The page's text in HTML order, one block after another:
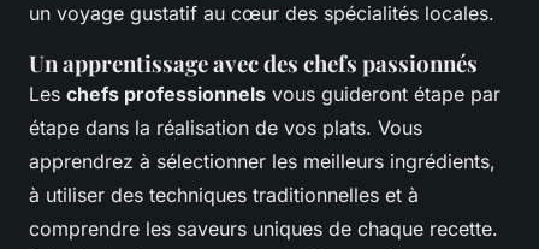
un voyage gustatif au cœur des spécialités locales.
Un apprentissage avec des chefs passionnés
Les chefs professionnels vous guideront étape par
étape dans la réalisation de vos plats. Vous
apprendrez à sélectionner les meilleurs ingrédients,
à utiliser des techniques traditionnelles et à
comprendre les saveurs uniques de chaque recette.